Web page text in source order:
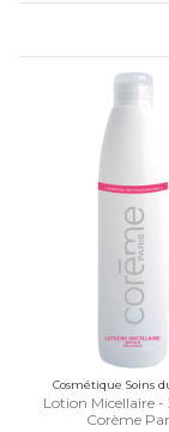
Cosmétique Soins
Lotion Micellaire
Corème